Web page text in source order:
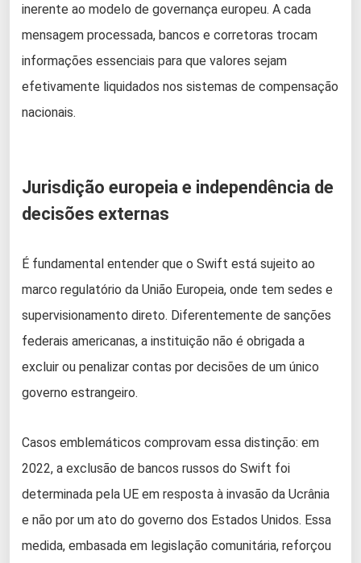
inerente ao modelo de governança europeu. A cada
mensagem processada, bancos e corretoras trocam
informações essenciais para que valores sejam
efetivamente liquidados nos sistemas de compensação
nacionais.
Jurisdição europeia e independência de
decisões externas
É fundamental entender que o Swift está sujeito ao
marco regulatório da União Europeia, onde tem sedes e
supervisionamento direto. Diferentemente de sanções
federais americanas, a instituição não é obrigada a
excluir ou penalizar contas por decisões de um único
governo estrangeiro.
Casos emblemáticos comprovam essa distinção: em
2022, a exclusão de bancos russos do Swift foi
determinada pela UE em resposta à invasão da Ucrânia
e não por um ato do governo dos Estados Unidos. Essa
medida, embasada em legislação comunitária, reforçou